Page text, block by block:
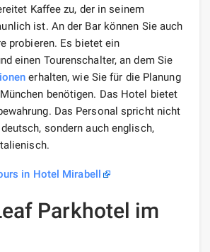
Kaffee zu, der in seinem
ist. An der Bar können Sie auch
probieren. Es bietet ein
einen Tourenschalter, an dem Sie
erhalten, wie Sie für die Planung
benötigen. Das Hotel bietet
Das Personal spricht nicht
sondern auch englisch,
in Hotel Mirabell
Parkhotel im